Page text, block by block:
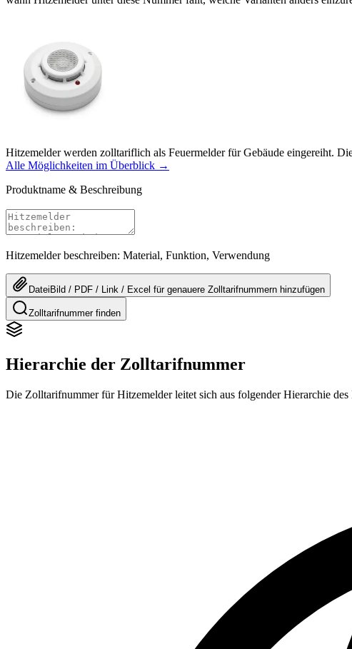
Hitzemelder werden zolltariflich als Feuermelder für Gebäude eingereiht.
Alle Möglichkeiten im Überblick →
Produktname & Beschreibung
Hitzemelder beschreiben: Material, Funktion, Verwendung
Datei Bild / PDF / Link / Excel für genauere Zolltarifnummern hinzufügen
Zolltarifnummer finden
Hierarchie der Zolltarifnummer
Die Zolltarifnummer für Hitzemelder leitet sich aus folgender Hierarchie